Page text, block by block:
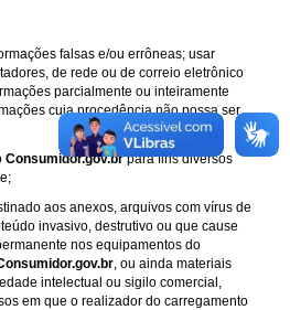
falsas e/ou errôneas; usar
de rede ou de correio eletrônico
parcialmente ou inteiramente
cuja procedência não possa ser
Consumidor.gov.brpara fins diversos
aos anexos, arquivos com vírus de
invasivo, destrutivo ou que cause
nos equipamentos do
, ou ainda materiais
intelectual ou sigilo comercial,
em que o realizador do carregamento